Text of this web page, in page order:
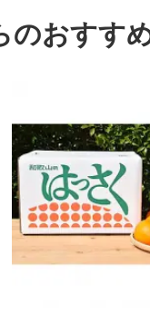
のおすす